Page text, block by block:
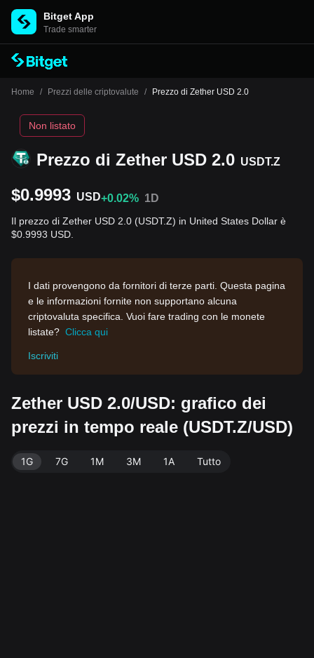
Bitget App
Trade smarter
Home / Prezzi delle criptovalute / Prezzo di Zether USD 2.0
Prezzo di Zether USD 2.0 USDT.Z
Non listato
$0.9993 USD+0.02% 1D
Il prezzo di Zether USD 2.0 (USDT.Z) in United States Dollar è
$0.9993 USD.
I dati provengono da fornitori di terze parti. Questa pagina
e le informazioni fornite non supportano alcuna
criptovaluta specifica. Vuoi fare trading con le monete
listate? Clicca qui
Iscriviti
Zether USD 2.0/USD: grafico dei
prezzi in tempo reale (USDT.Z/USD)
1G 7G 1M 3M 1A Tutto